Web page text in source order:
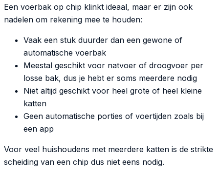
Een voerbak op chip klinkt ideaal, maar er zijn ook
nadelen om rekening mee te houden:
Vaak een stuk duurder dan een gewone of
automatische voerbak
Meestal geschikt voor natvoer of droogvoer per
losse bak, dus je hebt er soms meerdere nodig
Niet altijd geschikt voor heel grote of heel kleine
katten
Geen automatische porties of voertijden zoals bij
een app
Voor veel huishoudens met meerdere katten is de strikte
scheiding van een chip dus niet eens nodig.